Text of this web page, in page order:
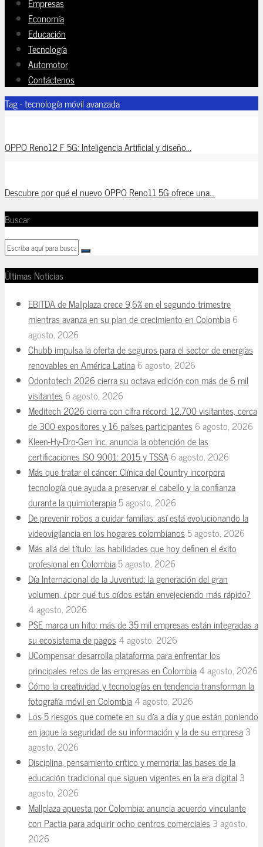
Economía
Educación
Tecnología
Automotor
Contáctenos
Tag - tecnología móvil avanzada
OPPO Reno12 F 5G: Inteligencia Artificial y diseño...
Descubre por qué el nuevo OPPO Reno11 5G ofrece una...
Buscar
Últimas Noticias
EBITDA de Mallplaza crece 9,6% en el segundo trimestre
mientras avanza en su plan de crecimiento en Colombia6
agosto, 2026
Chubb impulsa la oferta de seguros para el sector de energías
renovables en América Latina6 agosto, 2026
Odontotech 2026 cierra su octava edición con más de 6 mil
visitantes6 agosto, 2026
Meditech 2026 cierra con cifra récord: 12.700 visitantes, cerca
de 300 expositores y 16 países participantes6 agosto, 2026
Kleen-Hy-Dro-Gen Inc. anuncia la obtención de las
certificaciones ISO 9001: 2015 y TSSA6 agosto, 2026
Más que tratar el cáncer: Clínica del Country incorpora
tecnología que ayuda a preservar el cabello y la confianza
durante la quimioterapia5 agosto, 2026
De prevenir robos a cuidar familias: así está evolucionando la
videovigilancia en los hogares colombianos5 agosto, 2026
Más allá del título: las habilidades que hoy definen el éxito
profesional en Colombia5 agosto, 2026
Día Internacional de la Juventud: la generación del gran
volumen, ¿por qué tus oídos están envejeciendo más rápido?
4 agosto, 2026
PSE marca un hito: más de 35 mil empresas están integradas a
su ecosistema de pagos4 agosto, 2026
UCompensar desarrolla plataforma para enfrentar los
principales retos de las empresas en Colombia4 agosto, 2026
Cómo la creatividad y tecnologías en tendencia transforman la
fotografía móvil en Colombia4 agosto, 2026
Los 5 riesgos que comete en su día a día y que están poniendo
en jaque la seguridad de su información y la de su empresa3
agosto, 2026
Disciplina, pensamiento crítico y memoria: las bases de la
educación tradicional que siguen vigentes en la era digital 3
agosto, 2026
Mallplaza apuesta por Colombia: anuncia acuerdo vinculante
con Pactia para adquirir ocho centros comerciales3 agosto,
2026